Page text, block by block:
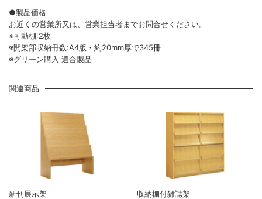
●製品価格
お近くの営業所又は、営業担当者までお問合せください。
※可動棚:2枚
※開架部収納冊数:A4版・約20mm厚で345冊
※グリーン購入 適合製品
関連商品
新刊展示架 収納棚付雑誌架